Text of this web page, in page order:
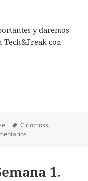
y daremos
con
Etiquetas
Ciclocross,
1.